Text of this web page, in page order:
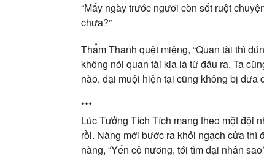
“Mấy ngày trước ngươi còn sốt ruột
chưa?”
Thẩm Thanh quệt miệng, “Quan tài thì
không nói quan tài kia là từ đâu ra. Ta
nào, đại muội hiện tại cũng không bị đưa
***
Lúc Tưởng Tích Tích mang theo một đội
rồi. Nàng mới bước ra khỏi ngạch cửa
nàng, “Yến cô nương, tới tìm đại nhân